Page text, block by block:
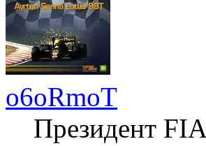
o6oRmoT
Президент FIA